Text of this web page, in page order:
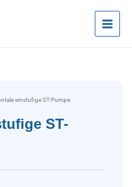
einstufige ST-Pumpe
ST-